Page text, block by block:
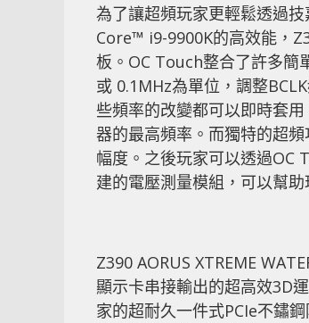
為了讓超頻玩家更輕鬆透過技
Core™ i9-9900K的高效能，
板。OC Touch整合了許多簡
或 0.1MHz為單位，調整
些頻率的改變都可以即時套
器的最高頻率。而獨特的超
幅度。之後玩家可以透過OC
建的電壓測量模組，可以幫
Z390 AORUS XTREME
顯示卡串接輸出的超高效3D
家的超耐久一件式PCIe不鏽